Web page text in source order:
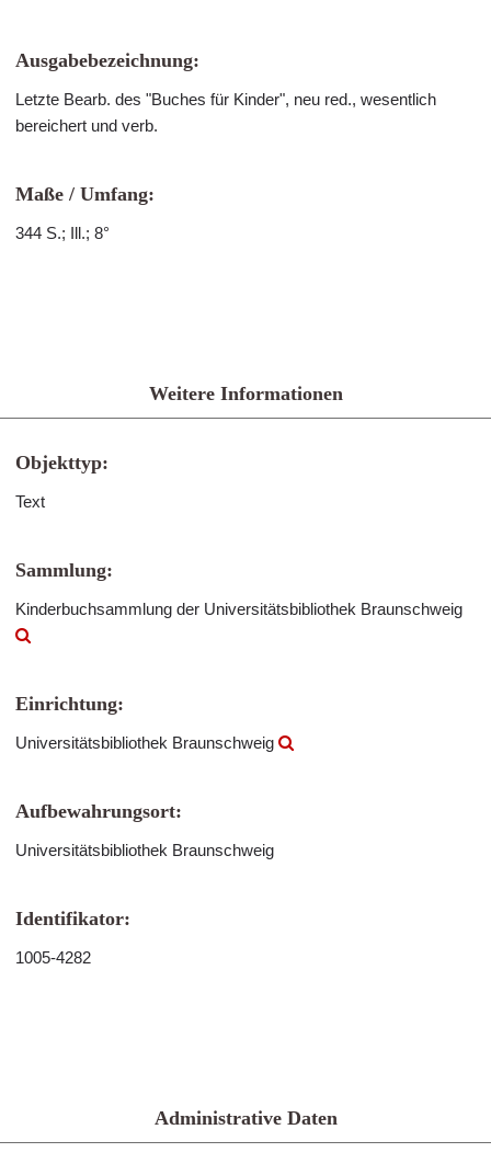
Ausgabebezeichnung:
Letzte Bearb. des "Buches für Kinder", neu red., wesentlich
bereichert und verb.
Maße / Umfang:
344 S.; Ill.; 8°
Weitere Informationen
Objekttyp:
Text
Sammlung:
Kinderbuchsammlung der Universitätsbibliothek Braunschweig
Einrichtung:
Universitätsbibliothek Braunschweig
Aufbewahrungsort:
Universitätsbibliothek Braunschweig
Identifikator:
1005-4282
Administrative Daten